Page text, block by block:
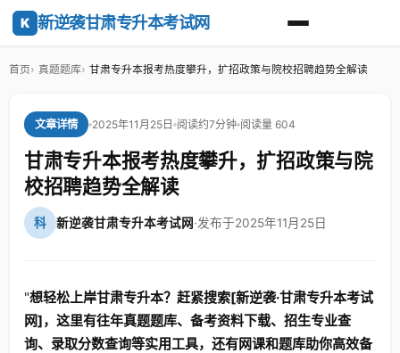
K 新逆袭甘肃专升本考试网
首页 真题题库 甘肃专升本报考热度攀升，扩招政策与院校招聘趋势全解读
文章详情 2025年11月25日 阅读约7分钟 阅读量 604
甘肃专升本报考热度攀升，扩招政策与院
校招聘趋势全解读
科 新逆袭甘肃专升本考试网·发布于2025年11月25日
"想轻松上岸甘肃专升本？赶紧搜索[新逆袭·甘肃专升本考试
网]，这里有往年真题题库、备考资料下载、招生专业查
询、录取分数查询等实用工具，还有网课和题库助你高效备